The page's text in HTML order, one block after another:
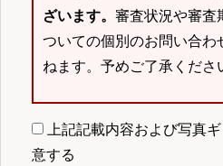
ざいます。 審査状況や審査
ついての個別のお問い合わ
ねます。予めご了承くださ
上記記載内容および写真
意する